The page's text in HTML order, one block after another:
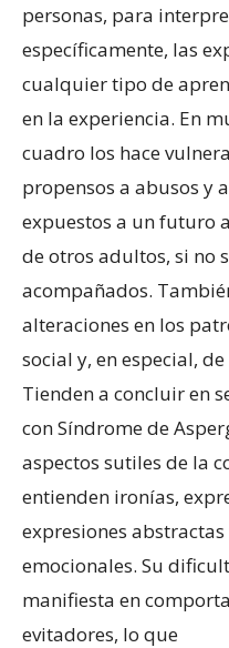
personas, para
específicamente, las
cualquier tipo de
en la experiencia. En
cuadro los hace
propensos a abusos y
expuestos a un futuro
de otros adultos, si no
acompañados.
alteraciones en los
social y, en especial,
Tienden a concluir en
con Síndrome de
aspectos sutiles de la
entienden ironías,
expresiones
emocionales. Su
manifiesta en
evitadores, lo que